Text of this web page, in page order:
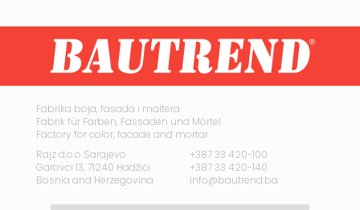
Fabrika boja, fasada i maltera
Fabrik für Farben, Fassaden und Mörtel
Factory for color, facade and mortar
Rajz d.o.o Sarajevo
Garovci 13, 71240 Hadžići
Bosnia and Herzegovina
+387 33 420-100
+387 33 420-140
info@bautrend.ba